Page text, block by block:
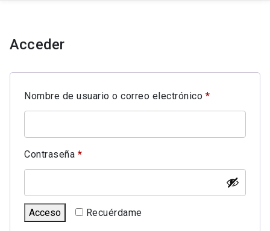
Acceder
Nombre de usuario o correo electrónico *Obligatorio
Contraseña *Obligatorio
Recuérdame
Acceso